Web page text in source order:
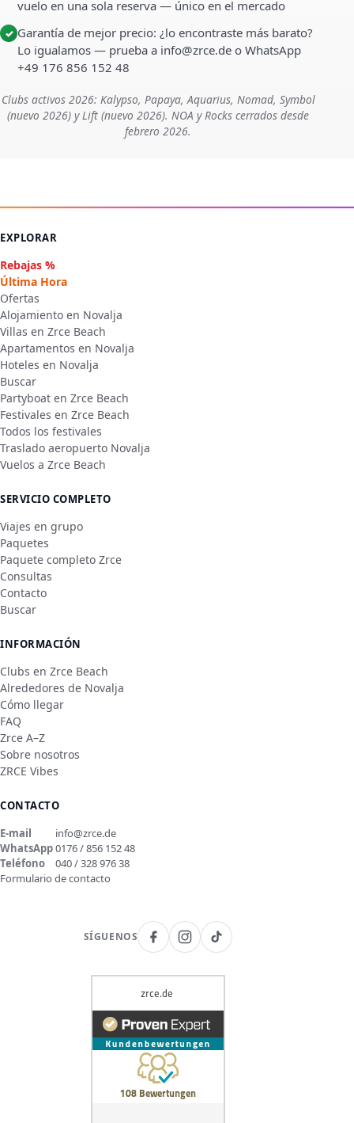
vuelo en una sola reserva — único en el mercado
✓ Garantía de mejor precio: ¿lo encontraste más barato?
Lo igualamos — prueba a info@zrce.de o WhatsApp
+49 176 856 152 48
Clubs activos 2026: Kalypso, Papaya, Aquarius, Nomad, Symbol
(nuevo 2026) y Lift (nuevo 2026). NOA y Rocks cerrados desde
febrero 2026.
EXPLORAR
Rebajas %
Última Hora
Ofertas
Alojamiento en Novalja
Villas en Zrce Beach
Apartamentos en Novalja
Hoteles en Novalja
Buscar
Partyboat en Zrce Beach
Festivales en Zrce Beach
Todos los festivales
Traslado aeropuerto Novalja
Vuelos a Zrce Beach
SERVICIO COMPLETO
Viajes en grupo
Paquetes
Paquete completo Zrce
Consultas
Contacto
Buscar
INFORMACIÓN
Clubs en Zrce Beach
Alrededores de Novalja
Cómo llegar
FAQ
Zrce A–Z
Sobre nosotros
ZRCE Vibes
CONTACTO
E-mail
info@zrce.de
WhatsApp0176 / 856 152 48
Teléfono
040 / 328 976 38
Formulario de contacto
SÍGUENOS